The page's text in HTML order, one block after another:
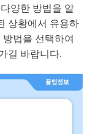
양한 방법을 알
상황에서 유용하
법을 선택하여
길 바랍니다.